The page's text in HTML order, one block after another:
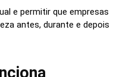
e permitir que empresas
antes, durante e depois